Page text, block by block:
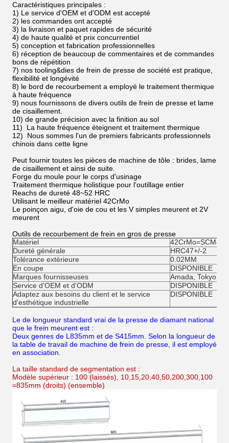
Caractéristiques principales :
1) Le service d'OEM et d'ODM est accepté
2) les commandes ont accepté
3) la livraison et paquet rapides de sécurité
4) de haute qualité et prix concurrentiel
5) conception et fabrication professionnelles
6) réception de beaucoup de commentaires et de commandes
bons de répétition
7) nos tooling&dies de frein de presse de société est pratique,
flexibilité et longévité
8) le bord de recourbement a employé le traitement thermique
à haute fréquence
9) nous fournissons de divers outils de frein de presse et lame
de cisaillement.
10) de grande précision avec la finition au sol
11) La haute fréquence éteignent et traitement thermique
12) Nous sommes l'un de premiers fabricants professionnels
chinois dans cette ligne
Peut fournir toutes les pièces de machine de tôle : brides, lame
de cisaillement et ainsi de suite.
Forge du moule pour le corps d'usinage
Traitement thermique holistique pour l'outillage entier
Reachs de dureté 48~52 HRC
Utilisant le meilleur matériel 42CrMo
Le poinçon aigu, d'oie de cou et les V simples meurent et 2V
meurent
Outils de recourbement de frein en gros de presse
Matériel
Dureté générale
HRC47+/-2
Tolérance extérieure
0.02MM
En coupe
DISPONIBLE
Marques fournisseuses
Amada, Tokyo,
Service d'OEM et d'ODM
DISPONIBLE
Adaptez aux besoins du client et le service
d'esthétique industrielle
DISPONIBLE
Le de longueur standard vrai de la presse de diamant national
que le frein meurent est :
Deux genres de L835mm et de S415mm. Selon la longueur de
la table de travail de machine de frein de presse, il est employé
en association.
La taille standard de segmentation est :
Modèle supérieur : 100 (laissés), 10,15,20,40,50,200,300,100
=835mm (droits) (ensemble)